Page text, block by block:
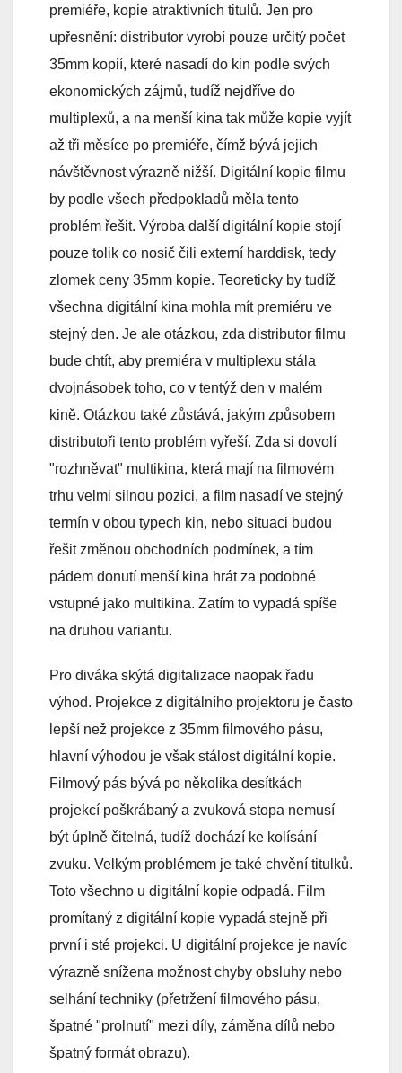
premiéře, kopie atraktivních titulů. Jen pro
upřesnění: distributor vyrobí pouze určitý počet
35mm kopií, které nasadí do kin podle svých
ekonomických zájmů, tudíž nejdříve do
multiplexů, a na menší kina tak může kopie vyjít
až tři měsíce po premiéře, čímž bývá jejich
návštěvnost výrazně nižší. Digitální kopie filmu
by podle všech předpokladů měla tento
problém řešit. Výroba další digitální kopie stojí
pouze tolik co nosič čili externí harddisk, tedy
zlomek ceny 35mm kopie. Teoreticky by tudíž
všechna digitální kina mohla mít premiéru ve
stejný den. Je ale otázkou, zda distributor filmu
bude chtít, aby premiéra v multiplexu stála
dvojnásobek toho, co v tentýž den v malém
kině. Otázkou také zůstává, jakým způsobem
distributoři tento problém vyřeší. Zda si dovolí
"rozhněvat" multikina, která mají na filmovém
trhu velmi silnou pozici, a film nasadí ve stejný
termín v obou typech kin, nebo situaci budou
řešit změnou obchodních podmínek, a tím
pádem donutí menší kina hrát za podobné
vstupné jako multikina. Zatím to vypadá spíše
na druhou variantu.
Pro diváka skýtá digitalizace naopak řadu
výhod. Projekce z digitálního projektoru je často
lepší než projekce z 35mm filmového pásu,
hlavní výhodou je však stálost digitální kopie.
Filmový pás bývá po několika desítkách
projekcí poškrábaný a zvuková stopa nemusí
být úplně čitelná, tudíž dochází ke kolísání
zvuku. Velkým problémem je také chvění titulků.
Toto všechno u digitální kopie odpadá. Film
promítaný z digitální kopie vypadá stejně při
první i sté projekci. U digitální projekce je navíc
výrazně snížena možnost chyby obsluhy nebo
selhání techniky (přetržení filmového pásu,
špatné "prolnutí" mezi díly, záměna dílů nebo
špatný formát obrazu).